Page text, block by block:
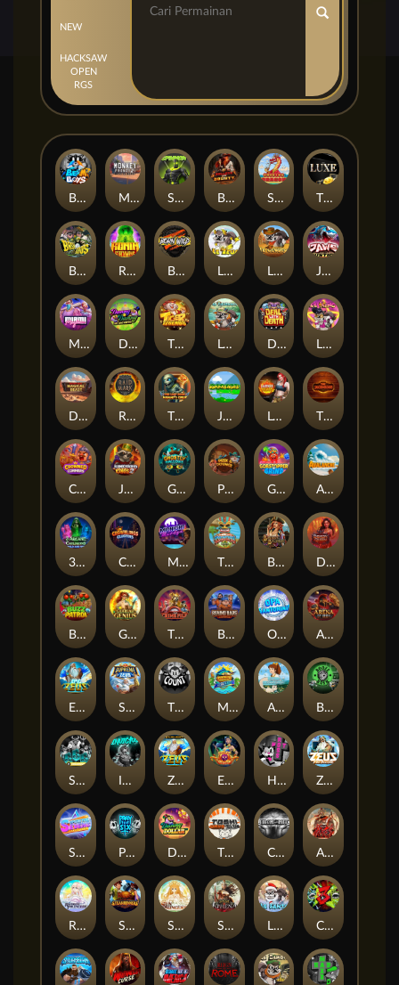
NEW
HACKSAW
OPEN
RGS
Beam Boys Monkey Frenzy 2: Boss is Here! Spinman BULLETS AND BOUNTY SMOKING DRAGON The Luxe
BASH BROS Ronin Stackways Born Wild LE ZEUS LE COWBOY JAWS OF JUSTICE
MIAMI MAYHEM DONNY AND DANNY TIGER LEGENDS Le Fisherman DEAL WITH DEATH LE KING
Darkside Prairie: Magical Beast Raidmark The Lost Book of Mummy’s Curse Jumpasaurs Leatherheads The Jack & Rose
Crowned Corners Junkyard Kings 2 Ghostly Hallows Peek & Pounce Gobstopper Grind Avalanche
3 Arcane Cauldrons Crownlings Clusters Midnight Mirage Tikitopia BoosterBelt Bonnie's Buccaneers Demon Queen
Buzz Patrol Gearlab Genius The Crime File Behind Bars: Masterplan Opa Santorini! Arena of Iron
Epic Ze Zeus Supreme Zeus THE COUNT MARLIN MASTERS: THE BIG HAUL Aiko and the Wind Spirit Booze Bash
SixSixSix Invictus Ze Zeus Eye of Medusa Hot Ross Zeus Ze Zecond
Superstar Sevens PRAY FOR SIX Danny Dollar TOSHI WAYS CLUB CIRCLE OF LIFE ARMY OF ARES
RAINBOW PRINCESS STEAMRUNNERS SUN PRINCESS SPEAR OF ATHENA LE SANTA CHAOS CREW 3